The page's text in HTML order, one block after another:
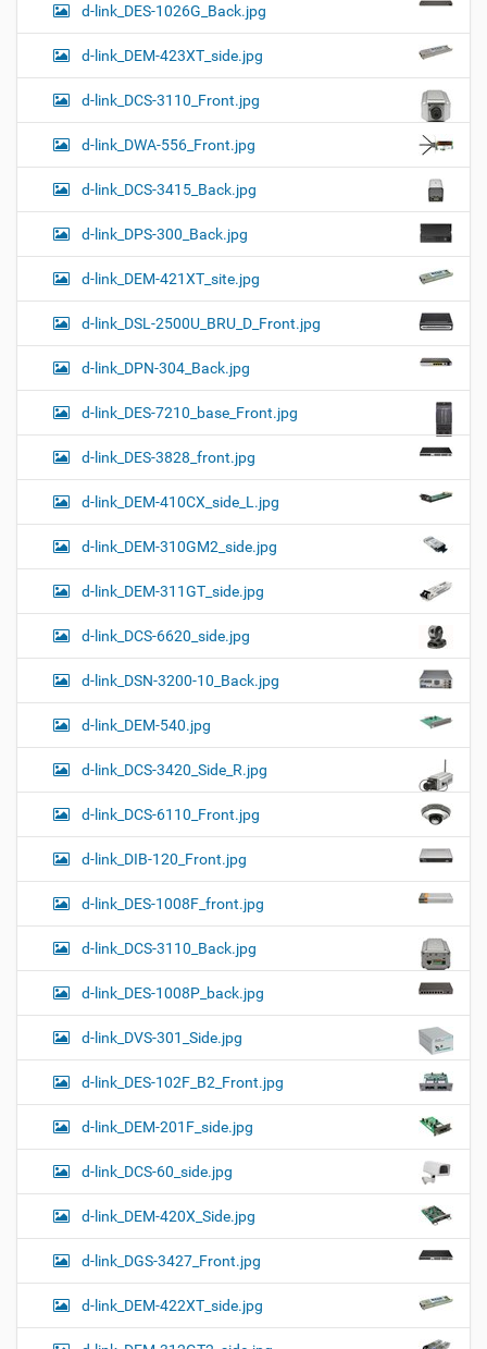
d-link_DES-1026G_Back.jpg
d-link_DEM-423XT_side.jpg
d-link_DCS-3110_Front.jpg
d-link_DWA-556_Front.jpg
d-link_DCS-3415_Back.jpg
d-link_DPS-300_Back.jpg
d-link_DEM-421XT_site.jpg
d-link_DSL-2500U_BRU_D_Front.jpg
d-link_DPN-304_Back.jpg
d-link_DES-7210_base_Front.jpg
d-link_DES-3828_front.jpg
d-link_DEM-410CX_side_L.jpg
d-link_DEM-310GM2_side.jpg
d-link_DEM-311GT_side.jpg
d-link_DCS-6620_side.jpg
d-link_DSN-3200-10_Back.jpg
d-link_DEM-540.jpg
d-link_DCS-3420_Side_R.jpg
d-link_DCS-6110_Front.jpg
d-link_DIB-120_Front.jpg
d-link_DES-1008F_front.jpg
d-link_DCS-3110_Back.jpg
d-link_DES-1008P_back.jpg
d-link_DVS-301_Side.jpg
d-link_DES-102F_B2_Front.jpg
d-link_DEM-201F_side.jpg
d-link_DCS-60_side.jpg
d-link_DEM-420X_Side.jpg
d-link_DGS-3427_Front.jpg
d-link_DEM-422XT_side.jpg